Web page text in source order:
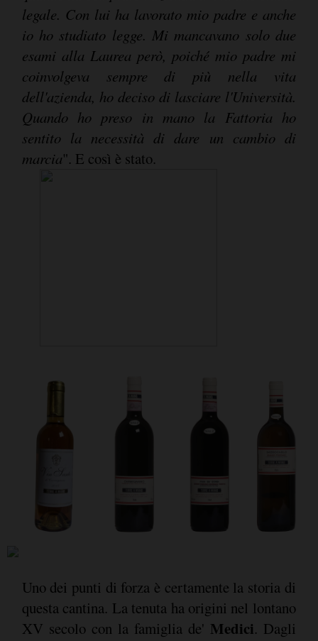
legale. Con lui ha lavorato mio padre e anche
io ho studiato legge. Mi mancavano solo due
esami alla Laurea però, poiché mio padre mi
coinvolgeva sempre di più nella vita
dell'azienda, ho deciso di lasciare l'Università.
Quando ho preso in mano la Fattoria ho
sentito la necessità di dare un cambio di
marcia". E così è stato.
Uno dei punti di forza è certamente la storia di
questa cantina. La tenuta ha origini nel lontano
XV secolo con la famiglia de' Medici. Dagli